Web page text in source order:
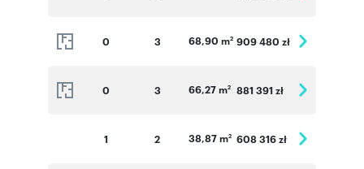
0 3 68,90 m2 909 480 zł
0 3 66,27 m2 881 391 zł
1 2 38,87 m2 608 316 zł